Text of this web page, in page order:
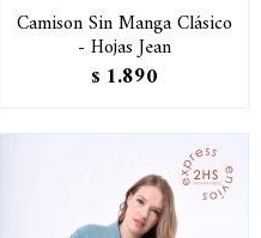
Camison Sin Manga Clásico
- Hojas Jean
$ 1.890